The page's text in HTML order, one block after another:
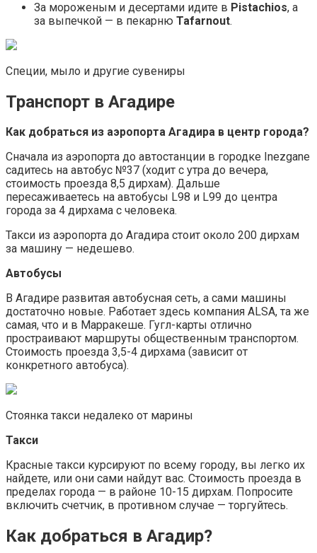
За мороженым и десертами идите в Pistachios, а
за выпечкой — в пекарню Tafarnout.
Специи, мыло и другие сувениры
Транспорт в Агадире
Как добраться из аэропорта Агадира в центр города?
Сначала из аэропорта до автостанции в городке Inezgane
садитесь на автобус №37 (ходит с утра до вечера,
стоимость проезда 8,5 дирхам). Дальше
пересаживаетесь на автобусы L98 и L99 до центра
города за 4 дирхама с человека.
Такси из аэропорта до Агадира стоит около 200 дирхам
за машину — недешево.
Автобусы
В Агадире развитая автобусная сеть, а сами машины
достаточно новые. Работает здесь компания ALSA, та же
самая, что и в Марракеше. Гугл-карты отлично
простраивают маршруты общественным транспортом.
Стоимость проезда 3,5-4 дирхама (зависит от
конкретного автобуса).
Стоянка такси недалеко от марины
Такси
Красные такси курсируют по всему городу, вы легко их
найдете, или они сами найдут вас. Стоимость проезда в
пределах города — в районе 10-15 дирхам. Попросите
включить счетчик, в противном случае — торгуйтесь.
Как добраться в Агадир?